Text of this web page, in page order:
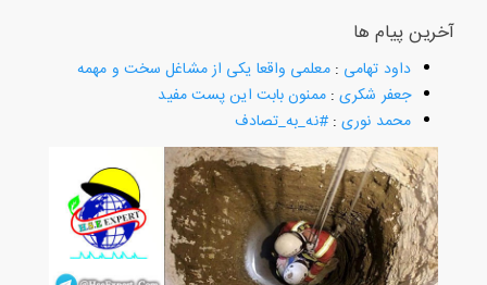
آخرین پیام ها
داود تهامی:معلمی واقعا یکی از مشاغل سخت و مهمه
جعفر شکری:ممنون بابت این پست مفید
محمد نوری:#نه_به_تصادف